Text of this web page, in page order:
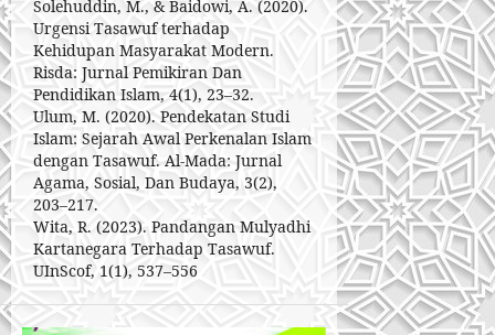
Solehuddin, M., & Baidowi, A. (2020).
Urgensi Tasawuf terhadap
Kehidupan Masyarakat Modern.
Risda: Jurnal Pemikiran Dan
Pendidikan Islam, 4(1), 23–32.
Ulum, M. (2020). Pendekatan Studi
Islam: Sejarah Awal Perkenalan Islam
dengan Tasawuf. Al-Mada: Jurnal
Agama, Sosial, Dan Budaya, 3(2),
203–217.
Wita, R. (2023). Pandangan Mulyadhi
Kartanegara Terhadap Tasawuf.
UInScof, 1(1), 537–556